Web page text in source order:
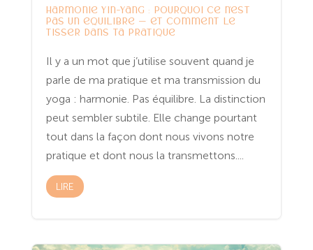
Harmonie Yin-Yang : pourquoi ce n’est
pas un équilibre — et comment le
tisser dans ta pratique
Il y a un mot que j’utilise souvent quand je
parle de ma pratique et ma transmission du
yoga : harmonie. Pas équilibre. La distinction
peut sembler subtile. Elle change pourtant
tout dans la façon dont nous vivons notre
pratique et dont nous la transmettons....
LIRE